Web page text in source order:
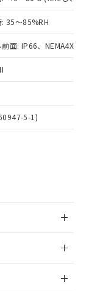
35～85%RH
前面: IP66、NEMA4X,
5-1)
当のオ
売員に
販売拠
ご確認
当社の
たは開
成サー
社の製
共同利
ジブチル
チル
超える意
、予定
明書
タル酸ジ
ベンジ
が基
有害物
影響を
されな
その他
に一切
売する
を当
社は、
者が違
は、取
あり
つ
、ま
制御
ご確
況の